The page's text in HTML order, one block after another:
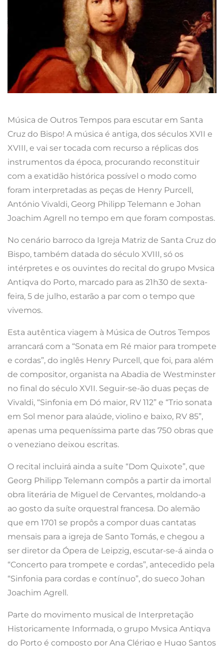
Música de Outros Tempos para escutar em Santa
Cruz do Bispo! A música é antiga, dos séculos XVII e
XVIII, e vai ser tocada com recurso a réplicas dos
instrumentos da época, procurando reconstituir
com a exatidão histórica possível o modo como
foram interpretadas as peças de Henry Purcell,
António Vivaldi, Georg Philipp Telemann e Johan
Joachim Agrell no tempo em que foram compostas.
No cenário barroco da Igreja Matriz de Santa Cruz do
Bispo, também datada do século XVIII, só os
intérpretes e os ouvintes do recital do grupo Mvsica
Antiqva do Porto, marcado para as 21h30 de sexta-
feira, 5 de julho, estarão a par com o tempo que
vivemos.
Esta autêntica viagem à Música de Outros Tempos
arrancará com a “Sonata em Ré maior para trompete
e cordas”, do inglês Henry Purcell, que foi, para além
de compositor, organista na Abadia de Westminster
no final do século XVII. Seguir-se-ão duas peças de
Vivaldi, “Sinfonia em Dó maior, RV 112” e “Trio sonata
em Sol menor para alaúde, violino e baixo, RV 85”,
apenas uma pequeníssima parte das 750 obras que
o veneziano deixou escritas.
O recital incluirá ainda a suíte “Dom Quixote”, que
Georg Philipp Telemann compôs a partir da imortal
obra literária de Miguel de Cervantes, moldando-a
ao gosto da suíte orquestral francesa. Do alemão
que em 1701 se propôs a compor duas cantatas
mensais para a igreja de Santo Tomás, e chegou a
ser diretor da Ópera de Leipzig, escutar-se-á ainda o
“Concerto para trompete e cordas”, antecedido pela
“Sinfonia para cordas e contínuo”, do sueco Johan
Joachim Agrell.
Parte do movimento musical de Interpretação
Historicamente Informada, o grupo Mvsica Antiqva
do Porto é composto por Ana Clérigo e Hugo Santos